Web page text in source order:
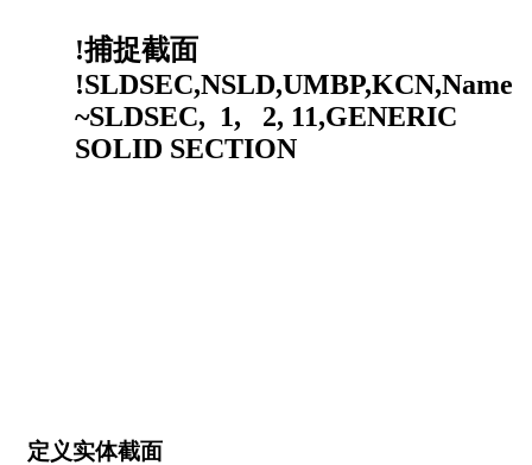
!捕捉截面
!SLDSEC,NSLD,UMBP,KCN,Name
~SLDSEC, 1, 2, 11,GENERIC
SOLID SECTION
定义实体截面